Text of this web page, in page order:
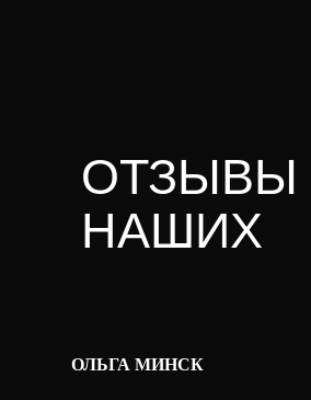
ОТЗЫВЫ
НАШИХ
ОЛЬГА МИНСК